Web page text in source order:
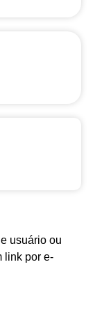
usuário ou
link por e-